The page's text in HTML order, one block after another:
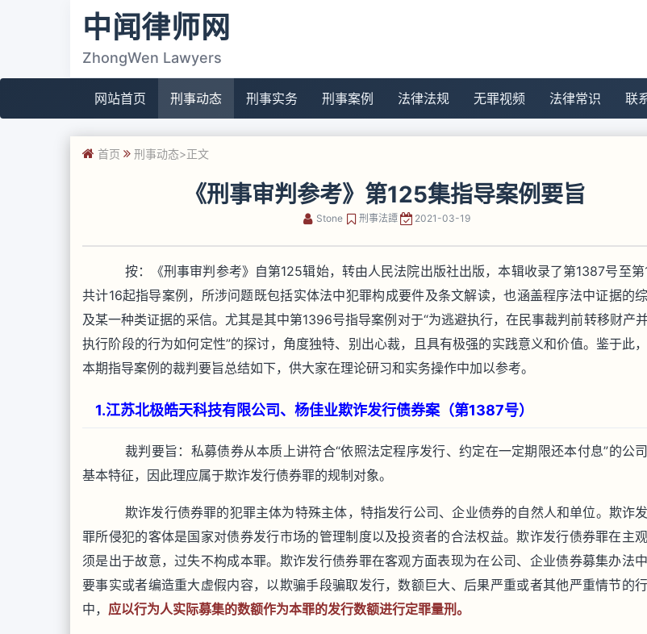
中闻律师网
ZhongWen Lawyers
网站首页 刑事动态 刑事实务 刑事案例 法律法规 无罪视频 法律常识 联
首页 刑事动态>正文
《刑事审判参考》第125集指导案例要旨
Stone 刑事法譚 2021-03-19
按：《刑事审判参考》自第125辑始，转由人民法院出版社出版，本辑收录了第1387号至
共计16起指导案例，所涉问题既包括实体法中犯罪构成要件及条文解读，也涵盖程序法中证据的
及某一种类证据的采信。尤其是其中第1396号指导案例对于“为逃避执行，在民事裁判前转移财产
执行阶段的行为如何定性”的探讨，角度独特、别出心裁，且具有极强的实践意义和价值。鉴于此
本期指导案例的裁判要旨总结如下，供大家在理论研习和实务操作中加以参考。
1.江苏北极皓天科技有限公司、杨佳业欺诈发行债券案（第1387号）
裁判要旨：私募债券从本质上讲符合“依照法定程序发行、约定在一定期限还本付息”的公
基本特征，因此理应属于欺诈发行债券罪的规制对象。
欺诈发行债券罪的犯罪主体为特殊主体，特指发行公司、企业债券的自然人和单位。欺诈
罪所侵犯的客体是国家对债券发行市场的管理制度以及投资者的合法权益。欺诈发行债券罪在主
须是出于故意，过失不构成本罪。欺诈发行债券罪在客观方面表现为在公司、企业债券募集办法
要事实或者编造重大虚假内容，以欺骗手段骗取发行，数额巨大、后果严重或者其他严重情节的
中， 应以行为人实际募集的数额作为本罪的发行数额进行定罪量刑。